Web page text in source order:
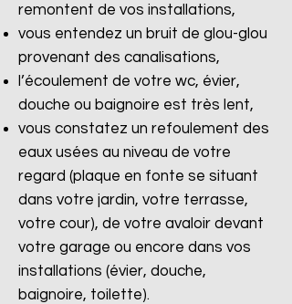
remontent de vos installations,
vous entendez un bruit de glou-glou
provenant des canalisations,
l’écoulement de votre wc, évier,
douche ou baignoire est très lent,
vous constatez un refoulement des
eaux usées au niveau de votre
regard (plaque en fonte se situant
dans votre jardin, votre terrasse,
votre cour), de votre avaloir devant
votre garage ou encore dans vos
installations (évier, douche,
baignoire, toilette).